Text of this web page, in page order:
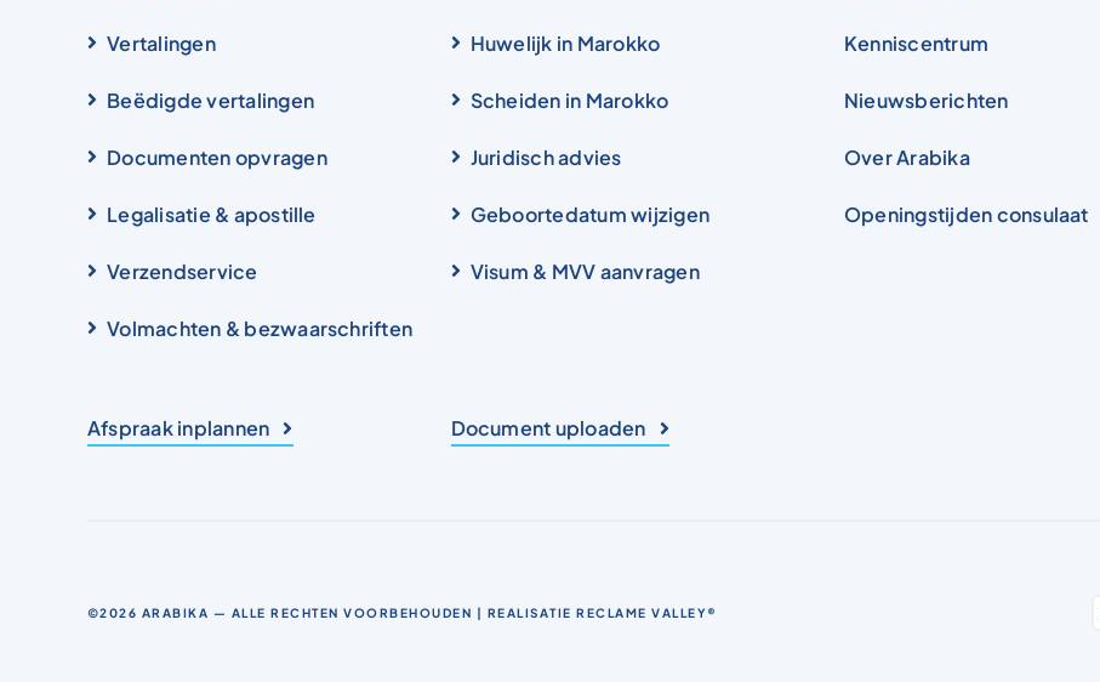
Vertalingen
Beëdigde vertalingen
Documenten opvragen
Legalisatie & apostille
Verzendservice
Volmachten & bezwaarschriften
Huwelijk in Marokko
Scheiden in Marokko
Juridisch advies
Geboortedatum wijzigen
Visum & MVV aanvragen
Afspraak inplannen Document uploaden
Kenniscentrum
Nieuwsberichten
Over Arabika
Openingstijden consulaat
©2026 ARABIKA — ALLE RECHTEN VOORBEHOUDEN | REALISATIERECLAME VALLEY®